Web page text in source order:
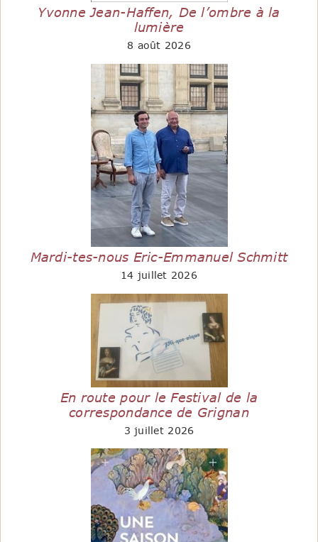
Yvonne Jean-Haffen, De l’ombre à la
lumière
8 août 2026
Mardi-tes-nous Eric-Emmanuel Schmitt
14 juillet 2026
En route pour le Festival de la
correspondance de Grignan
3 juillet 2026